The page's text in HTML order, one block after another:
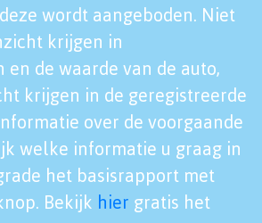
wordt aangeboden. Niet
krijgen in
en de waarde van de auto,
krijgen in de geregistreerde
over de voorgaande
welke informatie u graag in
het basisrapport met
Bekijk hier gratis het